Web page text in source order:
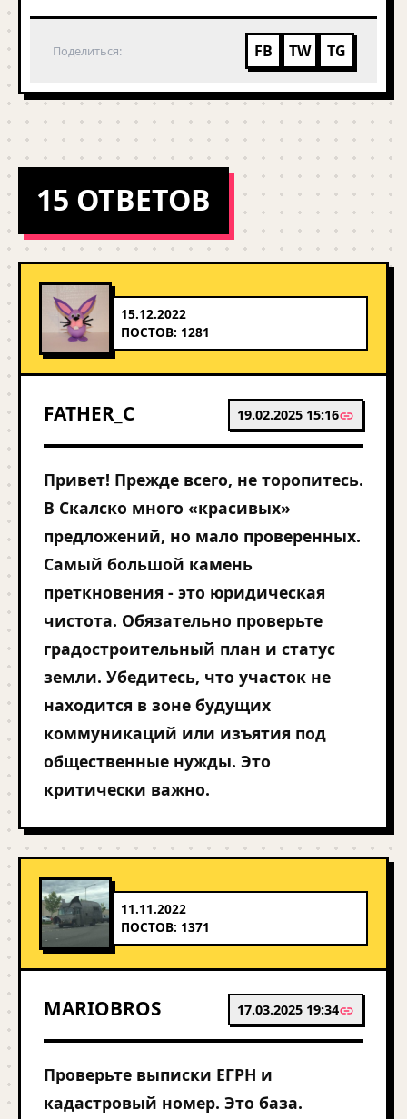
Поделиться: FB TW TG
15 ОТВЕТОВ
15.12.2022
ПОСТОВ: 1281
FATHER_C 19.02.2025 15:16
Привет! Прежде всего, не торопитесь.
В Скалско много «красивых»
предложений, но мало проверенных.
Самый большой камень
преткновения - это юридическая
чистота. Обязательно проверьте
градостроительный план и статус
земли. Убедитесь, что участок не
находится в зоне будущих
коммуникаций или изъятия под
общественные нужды. Это
критически важно.
11.11.2022
ПОСТОВ: 1371
MARIOBROS 17.03.2025 19:34
Проверьте выписки ЕГРН и
кадастровый номер. Это база.